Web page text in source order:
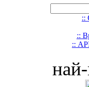
::
::
::